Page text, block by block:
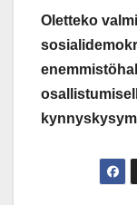
Oletteko